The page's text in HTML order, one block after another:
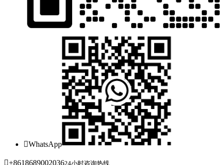
WhatsApp
+861868900203624小时咨询热线